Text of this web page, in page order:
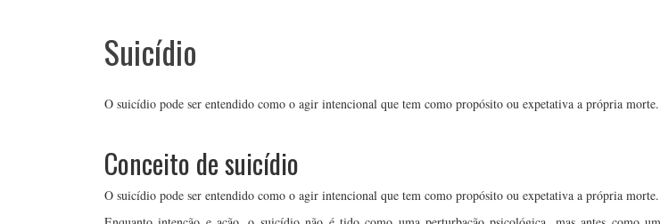
Suicídio
O suicídio pode ser entendido como o agir intencional que tem como propósito ou expetativa a própria morte.
Conceito de suicídio
O suicídio pode ser entendido como o agir intencional que tem como propósito ou expetativa a própria morte.